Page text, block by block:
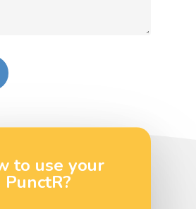
to use your
PunctR?